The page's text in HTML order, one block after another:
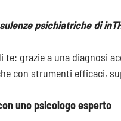
psichiatrichedi
te: grazie a una
con strumenti efficaci,
uno psicologo esperto